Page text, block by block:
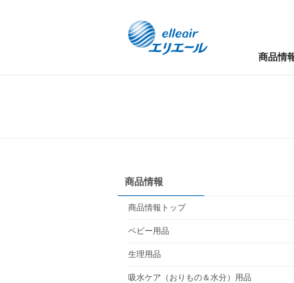
商品情
商品情報
商品情報トップ
ベビー用品
生理用品
吸水ケア（おりもの＆水分）用品